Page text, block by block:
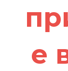
е